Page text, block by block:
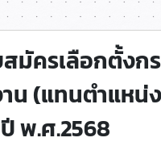
มัครเลือกตั้งก
น (แทนตำแหน่
พ.ศ.2568